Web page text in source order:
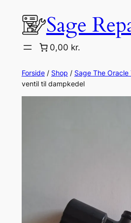
indhold
Sage
0,00 kr.
Forside/ Shop / Sage The Oracle
ventil til dampkedel